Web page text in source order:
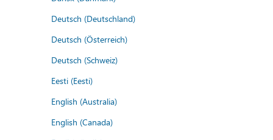
Deutsch (Deutschland)
Deutsch (Österreich)
Deutsch (Schweiz)
Eesti (Eesti)
English (Australia)
English (Canada)